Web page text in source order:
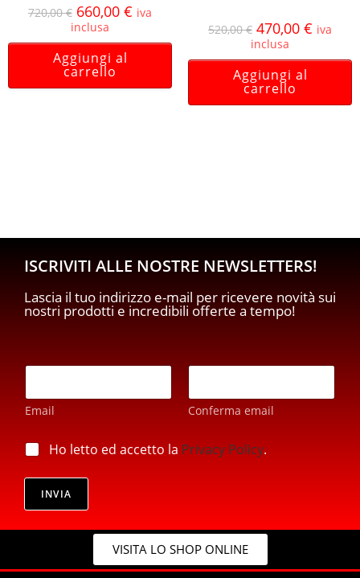
720,00€ 660,00 € iva
inclusa
Aggiungi al
carrello
520,00€ 470,00 € iva
inclusa
Aggiungi al
carrello
ISCRIVITI ALLE NOSTRE NEWSLETTERS!
Lascia il tuo indirizzo e-mail per ricevere novità sui
nostri prodotti e incredibili offerte a tempo!
i
l
m
i
*
E
a
i
*
Email Conferma email
p
r
i
a
Ho letto ed accetto la Privacy Policy.
INVIA
VISITA LO SHOP ONLINE